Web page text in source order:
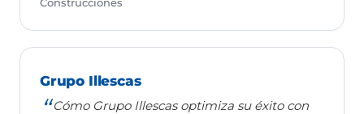
Grupo Illescas
Cómo Grupo Illescas optimiza su éxito con